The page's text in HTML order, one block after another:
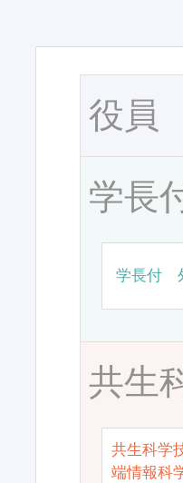
役員
学長
学長付
共生
共生科学
端情報科